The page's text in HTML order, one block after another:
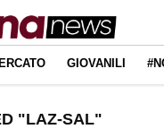
GIOVANILI
"LAZ-SAL"